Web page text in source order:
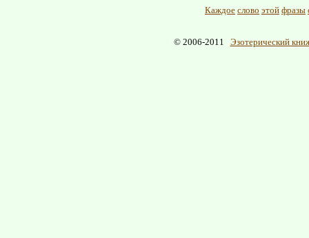
Каждое слово этой фразы
© 2006-2011 Эзотерический